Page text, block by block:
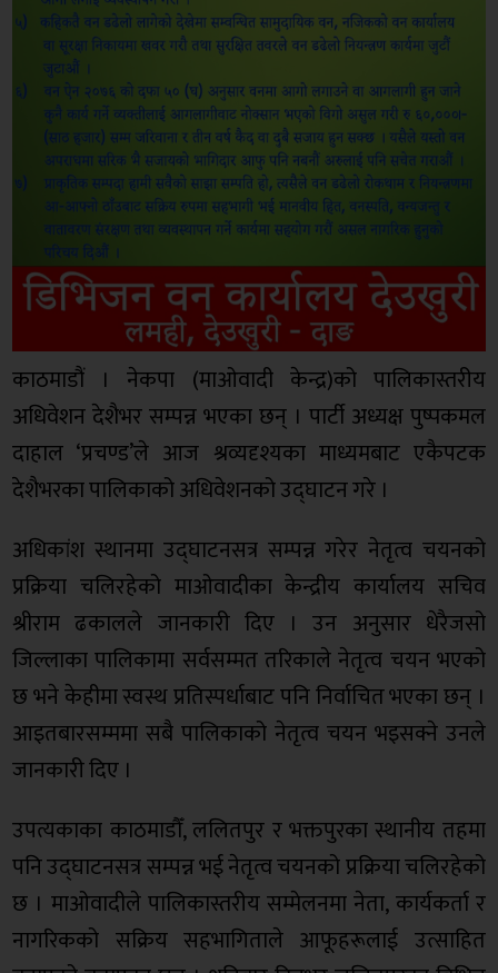
काठमाडौं । नेकपा (माओवादी केन्द्र)को पालिकास्तरीय
अधिवेशन देशैभर सम्पन्न भएका छन् । पार्टी अध्यक्ष पुष्पकमल
दाहाल ‘प्रचण्ड’ले आज श्रव्यदृश्यका माध्यमबाट एकैपटक
देशैभरका पालिकाको अधिवेशनको उद्घाटन गरे ।
अधिकांश स्थानमा उद्घाटनसत्र सम्पन्न गरेर नेतृत्व चयनको
प्रक्रिया चलिरहेको माओवादीका केन्द्रीय कार्यालय सचिव
श्रीराम ढकालले जानकारी दिए । उन अनुसार धेरैजसो
जिल्लाका पालिकामा सर्वसम्मत तरिकाले नेतृत्व चयन भएको
छ भने केहीमा स्वस्थ प्रतिस्पर्धाबाट पनि निर्वाचित भएका छन् ।
आइतबारसम्ममा सबै पालिकाको नेतृत्व चयन भइसक्ने उनले
जानकारी दिए ।
उपत्यकाका काठमाडौँ, ललितपुर र भक्तपुरका स्थानीय तहमा
पनि उद्घाटनसत्र सम्पन्न भई नेतृत्व चयनको प्रक्रिया चलिरहेको
छ । माओवादीले पालिकास्तरीय सम्मेलनमा नेता, कार्यकर्ता र
नागरिकको सक्रिय सहभागिताले आफूहरूलाई उत्साहित